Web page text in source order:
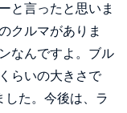
と言ったと思いま
クルマがありま
なんですよ。ブル
らいの大きさで
した。今後は、ラ